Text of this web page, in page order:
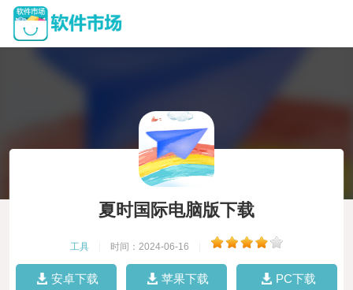
夏时国际电脑版下载
工具 时间：2024-06-16
安卓下载 苹果下载 PC下载